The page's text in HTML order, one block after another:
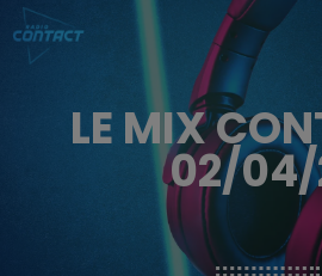
LE MIX
02/04/